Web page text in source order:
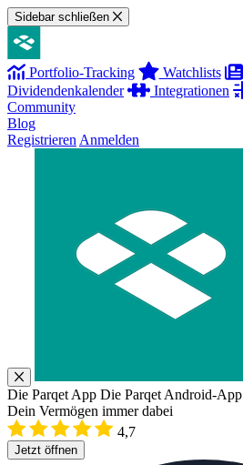
Sidebar schließen
Portfolio-Tracking Watchlists
Dividendenkalender
Integrationen
Community
Blog
Registrieren Anmelden
Die Parqet App Die Parqet Android-App
Dein Vermögen immer dabei
4,7
Jetzt öffnen